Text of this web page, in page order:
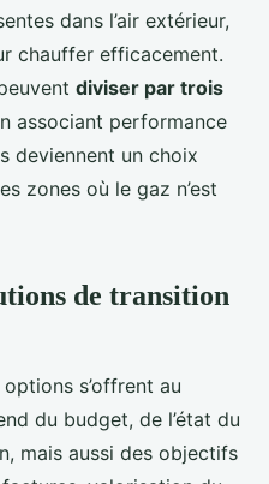
dans l’air extérieur,
chauffer efficacement.
diviser par trois
associant performance
deviennent un choix
zones où le gaz n’est
de transition
s’offrent au
du budget, de l’état du
mais aussi des objectifs